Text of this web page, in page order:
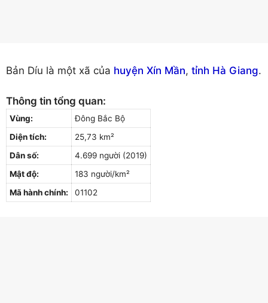
Bản Díu là một xã của huyện Xín Mần, tỉnh Hà Giang.
Thông tin tổng quan:
Vùng:
Đông Bắc Bộ
Diện tích:
25,73 km²
Dân số:
4.699 người (2019)
Mật độ:
183 người/km²
Mã hành chính:
01102